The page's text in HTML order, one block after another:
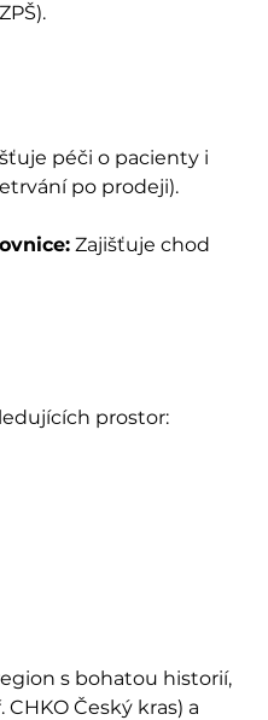
péči o pacienty i
po prodeji).
Zajišťuje chod
prostor:
s bohatou historií,
Český kras) a